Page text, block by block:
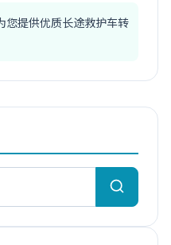
您提供优质长途救护车转